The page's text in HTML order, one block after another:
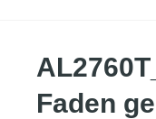
Faden